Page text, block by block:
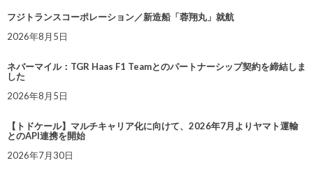
フジトランスコーポレーション／新造船「蓉翔丸」就航
2026年8月5日
ネバーマイル：TGR Haas F1 Teamとのパートナーシップ契約を締結しま
した
2026年8月5日
【トドケール】マルチキャリア化に向けて、2026年7月よりヤマト運輸
とのAPI連携を開始
2026年7月30日